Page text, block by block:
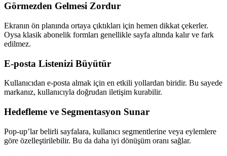
Görmezden Gelmesi Zordur
Ekranın ön planında ortaya çıktıkları için hemen dikkat çekerler.
Oysa klasik abonelik formları genellikle sayfa altında kalır ve fark
edilmez.
E-posta Listenizi Büyütür
Kullanıcıdan e-posta almak için en etkili yollardan biridir. Bu sayede
markanız, kullanıcıyla doğrudan iletişim kurabilir.
Hedefleme ve Segmentasyon Sunar
Pop-up’lar belirli sayfalara, kullanıcı segmentlerine veya eylemlere
göre özelleştirilebilir. Bu da daha iyi dönüşüm oranı sağlar.